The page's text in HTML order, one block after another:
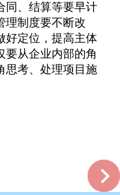
同、结算等要早计
理制度要不断改
好定位，提高主体
要从企业内部的角
思考、处理项目施